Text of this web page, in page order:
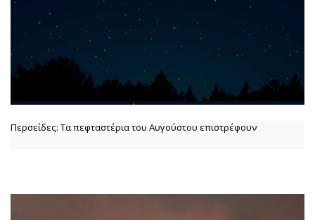
Περσείδες: Τα πεφταστέρια του Αυγούστου επιστρέφουν